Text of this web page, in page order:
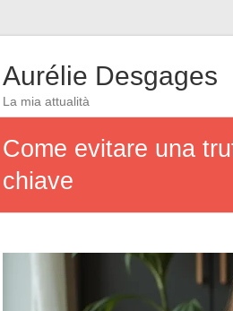
Aurélie Desgages
La mia attualità
Come evitare una
chiave